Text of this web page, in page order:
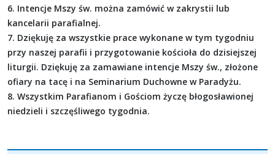
6. Intencje Mszy św. można zamówić w zakrystii lub
kancelarii parafialnej.
7. Dziękuję za wszystkie prace wykonane w tym tygodniu
przy naszej parafii i przygotowanie kościoła do dzisiejszej
liturgii. Dziękuję za zamawiane intencje Mszy św., złożone
ofiary na tacę i na Seminarium Duchowne w Paradyżu.
8. Wszystkim Parafianom i Gościom życzę błogosławionej
niedzieli i szczęśliwego tygodnia.